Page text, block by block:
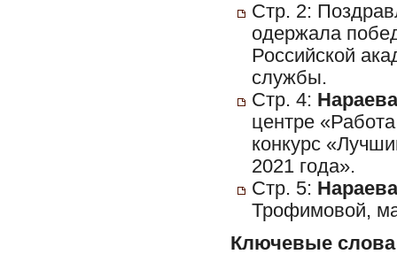
Стр. 2:
одержала
Российской
службы.
Стр. 4:
центре
конкурс
2021 года».
Стр. 5:
Трофимовой,
Ключевые слова